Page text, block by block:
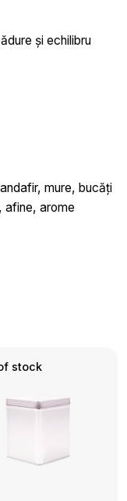
și echilibru
mure, bucăți
afine, arome
stock